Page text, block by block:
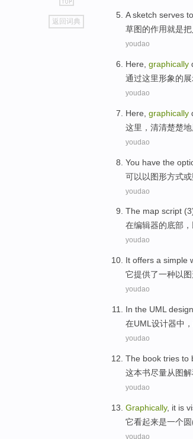
go
top
返回词典
Asketch serves
草图的作用就是把
youdao
Here graphically
通过这里形象的
youdao
Here graphically
这里 ， 清清楚楚地
youdao
You have the
可以以图形方式或
youdao
The map script (3
在编辑器的底部 ，
youdao
It offers a simple
它提供了一种以
youdao
In the UML
在UML 设计器中，
youdao
The book tries to
这本书尽量从 图解
youdao
Graphically, it is
它看起来是一个圆
youdao